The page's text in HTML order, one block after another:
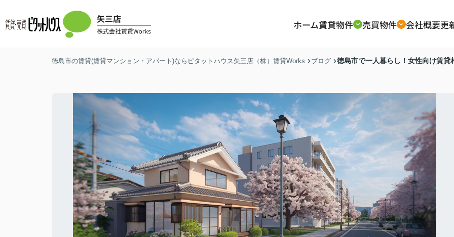
ホーム賃貸物件 売買物件 会社概要更
徳島市の賃貸(賃貸マンション・アパート)ならピタットハウス矢三店（株）賃貸Works ブログ 徳島市で一人暮らし！女性向け賃貸